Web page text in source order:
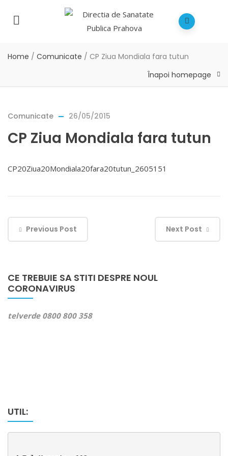
Home / Comunicate / CP Ziua Mondiala fara tutun
Înapoi homepage
Comunicate 26/05/2015
CP Ziua Mondiala fara tutun
CP20Ziua20Mondiala20fara20tutun_2605151
Previous Post Next Post
CE TREBUIE SA STITI DESPRE NOUL
CORONAVIRUS
telverde 0800 800 358
UTIL: